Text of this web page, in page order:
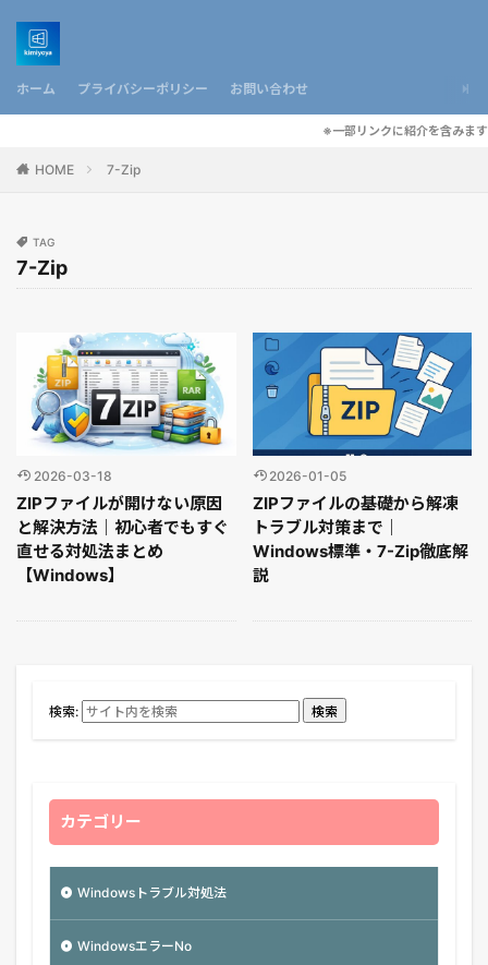
ホーム プライバシーポリシー お問い合わせ
※一部リンクに紹介を含みます
HOME 7-Zip
TAG
7-Zip
2026-03-18
ZIPファイルが開けない原因
と解決方法｜初心者でもすぐ
直せる対処法まとめ
【Windows】
2026-01-05
ZIPファイルの基礎から解凍
トラブル対策まで｜
Windows標準・7-Zip徹底解
説
検索: 検索
カテゴリー
Windowsトラブル対処法
WindowsエラーNo